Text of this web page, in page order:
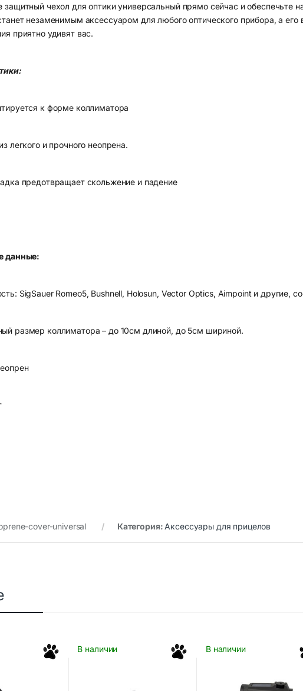
защитный чехол для оптики универсальный прямо сейчас и обеспечьте
незаменимым аксессуаром для любого оптического прибора, а его
приятно удивят вас.
к форме коллиматора
легкого и прочного неопрена.
предотвращает скольжение и падение
данные:
SigSauer Romeo5, Bushnell, Holosun, Vector Optics, Aimpoint и другие,
размер коллиматора – до 10см длиной, до 5см шириной.
cover-universal Категория: Аксессуары для прицелов
В наличии В наличии